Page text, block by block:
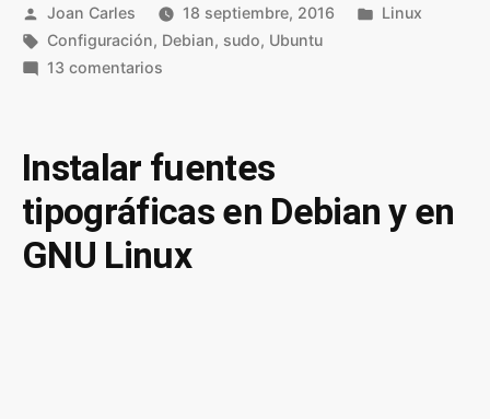
Publicado
por
Joan Carles 18 septiembre, 2016
Publicado
Linux
Etiquetas:
Configuración, Debian, sudo, Ubuntu
13 comentarios
para
administrar
nuestro
sistema
en
Instalar fuentes
tipográficas en Debian y en
GNU Linux